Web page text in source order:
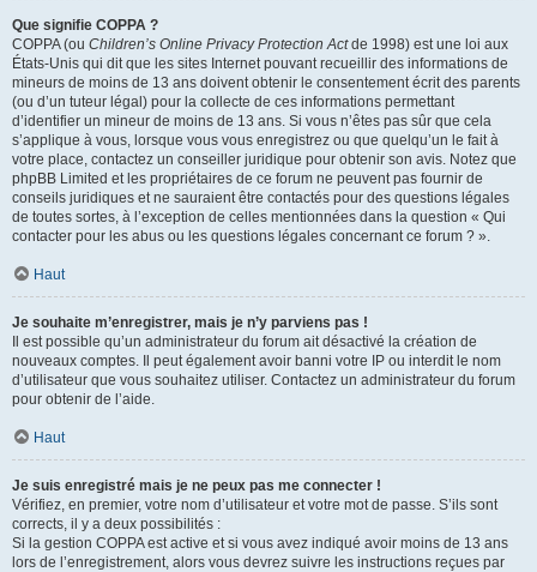
Que signifie COPPA ?
COPPA (ou Children’s Online Privacy Protection Actde 1998) est une loi aux
États-Unis qui dit que les sites Internet pouvant recueillir des informations de
mineurs de moins de 13 ans doivent obtenir le consentement écrit des parents
(ou d’un tuteur légal) pour la collecte de ces informations permettant
d’identifier un mineur de moins de 13 ans. Si vous n’êtes pas sûr que cela
s’applique à vous, lorsque vous vous enregistrez ou que quelqu’un le fait à
votre place, contactez un conseiller juridique pour obtenir son avis. Notez que
phpBB Limited et les propriétaires de ce forum ne peuvent pas fournir de
conseils juridiques et ne sauraient être contactés pour des questions légales
de toutes sortes, à l’exception de celles mentionnées dans la question « Qui
contacter pour les abus ou les questions légales concernant ce forum ? ».
Haut
Je souhaite m’enregistrer, mais je n’y parviens pas !
Il est possible qu’un administrateur du forum ait désactivé la création de
nouveaux comptes. Il peut également avoir banni votre IP ou interdit le nom
d’utilisateur que vous souhaitez utiliser. Contactez un administrateur du forum
pour obtenir de l’aide.
Haut
Je suis enregistré mais je ne peux pas me connecter !
Vérifiez, en premier, votre nom d’utilisateur et votre mot de passe. S’ils sont
corrects, il y a deux possibilités :
Si la gestion COPPA est active et si vous avez indiqué avoir moins de 13 ans
lors de l’enregistrement, alors vous devrez suivre les instructions reçues par